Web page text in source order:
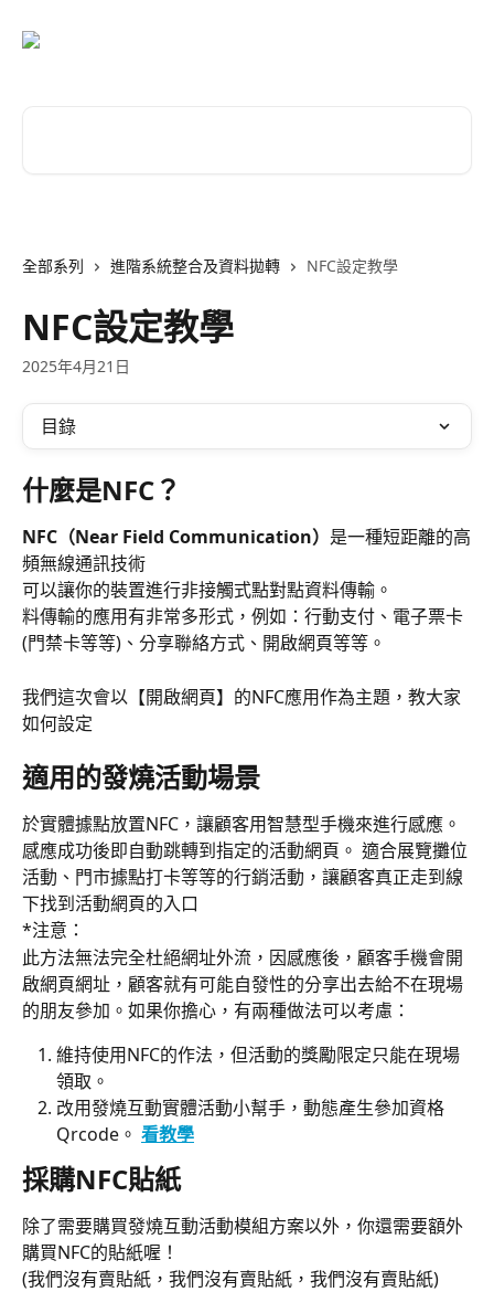
全部系列 進階系統整合及資料拋轉 NFC設定教學
NFC設定教學
2025年4月21日
目錄
什麼是NFC？
NFC（Near Field Communication） 是一種短距離的高
頻無線通訊技術
可以讓你的裝置進行非接觸式點對點資料傳輸。
料傳輸的應用有非常多形式，例如：行動支付、電子票卡
(門禁卡等等)、分享聯絡方式、開啟網頁等等。
我們這次會以【開啟網頁】的NFC應用作為主題，教大家
如何設定
適用的發燒活動場景
於實體據點放置NFC，讓顧客用智慧型手機來進行感應。
感應成功後即自動跳轉到指定的活動網頁。 適合展覽攤位
活動、門市據點打卡等等的行銷活動，讓顧客真正走到線
下找到活動網頁的入口
*注意：
此方法無法完全杜絕網址外流，因感應後，顧客手機會開
啟網頁網址，顧客就有可能自發性的分享出去給不在現場
的朋友參加。如果你擔心，有兩種做法可以考慮：
維持使用NFC的作法，但活動的獎勵限定只能在現場
領取。
改用發燒互動實體活動小幫手，動態產生參加資格
Qrcode。 看教學
採購NFC貼紙
除了需要購買發燒互動活動模組方案以外，你還需要額外
購買NFC的貼紙喔！
(我們沒有賣貼紙，我們沒有賣貼紙，我們沒有賣貼紙)